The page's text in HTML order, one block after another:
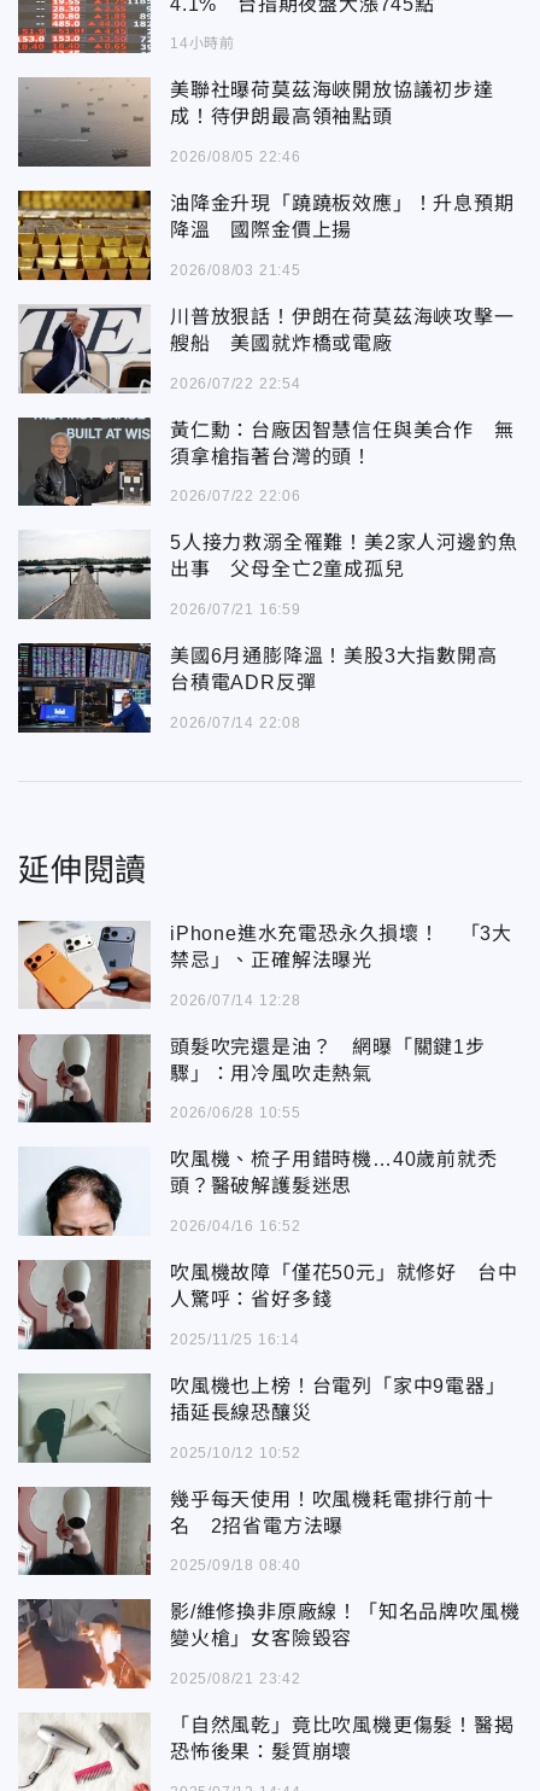
14小時前
美聯社曝荷莫茲海峽開放協議初步達
成！待伊朗最高領袖點頭
2026/08/05 22:46
油降金升現「蹺蹺板效應」！升息預期
降溫 國際金價上揚
2026/08/03 21:45
川普放狠話！伊朗在荷莫茲海峽攻擊一
艘船 美國就炸橋或電廠
2026/07/22 22:54
黃仁勳：台廠因智慧信任與美合作 無
須拿槍指著台灣的頭！
2026/07/22 22:06
5人接力救溺全罹難！美2家人河邊釣魚
出事 父母全亡2童成孤兒
2026/07/21 16:59
美國6月通膨降溫！美股3大指數開高
台積電ADR反彈
2026/07/14 22:08
延伸閱讀
iPhone進水充電恐永久損壞！ 「3大
禁忌」、正確解法曝光
2026/07/14 12:28
頭髮吹完還是油？ 網曝「關鍵1步
驟」：用冷風吹走熱氣
2026/06/28 10:55
吹風機、梳子用錯時機…40歲前就禿
頭？醫破解護髮迷思
2026/04/16 16:52
吹風機故障「僅花50元」就修好 台中
人驚呼：省好多錢
2025/11/25 16:14
吹風機也上榜！台電列「家中9電器」
插延長線恐釀災
2025/10/12 10:52
幾乎每天使用！吹風機耗電排行前十
名 2招省電方法曝
2025/09/18 08:40
影/維修換非原廠線！「知名品牌吹風機
變火槍」女客險毀容
2025/08/21 23:42
「自然風乾」竟比吹風機更傷髮！醫揭
恐怖後果：髮質崩壞